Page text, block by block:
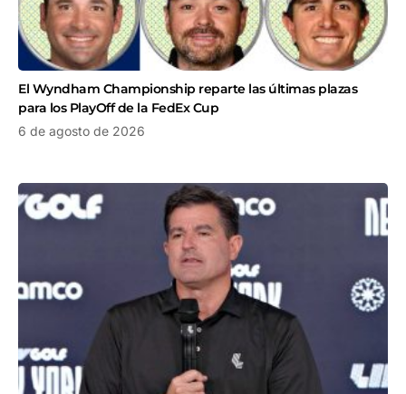
El Wyndham Championship reparte las últimas plazas
para los PlayOff de la FedEx Cup
6 de agosto de 2026